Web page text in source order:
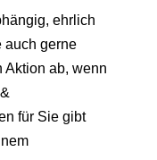
ehrlich
auch gerne
Aktion ab, wenn
für Sie gibt